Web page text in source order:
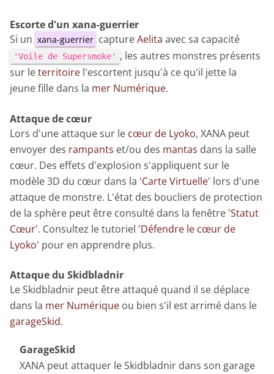
Escorte d'un xana-guerrier
Si un xana-guerrier captureAelita avec sa capacité
'Voile de Supersmoke'
, les autres monstres présents
sur leterritoire l'escortent jusqu'à ce qu'il jette la
jeune fille dans la mer Numérique.
Attaque de cœur
Lors d'une attaque sur le cœur de Lyoko, XANA peut
envoyer des rampants et/ou des mantas dans la salle
cœur. Des effets d'explosion s'appliquent sur le
modèle 3D du cœur dans la 'Carte Virtuelle' lors d'une
attaque de monstre. L'état des boucliers de protection
de la sphère peut être consulté dans la fenêtre 'Statut
Cœur'. Consultez le tutoriel 'Défendre le cœur de
Lyoko' pour en apprendre plus.
Attaque du Skidbladnir
Le Skidbladnir peut être attaqué quand il se déplace
dans la mer Numérique ou bien s'il est arrimé dans le
garageSkid.
GarageSkid
XANA peut attaquer le Skidbladnir dans son garage